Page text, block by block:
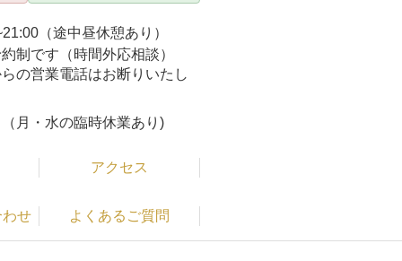
（途中昼休憩あり）
制です（時間外応相談）
の営業電話はお断りいたし
月・水の臨時休業あり)
アクセス
せ よくあるご質問